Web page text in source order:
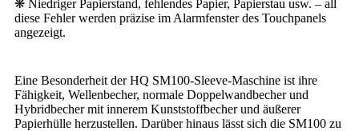
❋ Niedriger Papierstand, fehlendes Papier, Papierstau usw. – all
diese Fehler werden präzise im Alarmfenster des Touchpanels
angezeigt.
Eine Besonderheit der HQ SM100-Sleeve-Maschine ist ihre
Fähigkeit, Wellenbecher, normale Doppelwandbecher und
Hybridbecher mit innerem Kunststoffbecher und äußerer
Papierhülle herzustellen. Darüber hinaus lässt sich die SM100 zu